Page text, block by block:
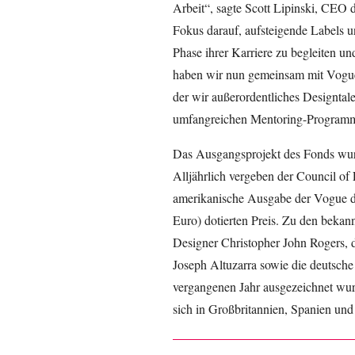
Arbeit“, sagte Scott Lipinski, CEO
Fokus darauf, aufsteigende Labels
Phase ihrer Karriere zu begleiten
haben wir nun gemeinsam mit
der wir außerordentliches
umfangreichen Mentoring-
Das Ausgangsprojekt des Fonds
Alljährlich vergeben der Council of
amerikanische Ausgabe der
Euro) dotierten Preis. Zu den
Designer Christopher John Rogers,
Joseph Altuzarra sowie die
vergangenen Jahr ausgezeichnet
sich in Großbritannien, Spanien